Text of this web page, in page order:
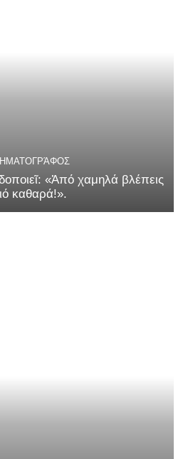
«Ἀπό χαμηλά βλέπεις
καθαρά!».